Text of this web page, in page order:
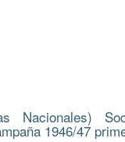
Nacionales)
1946/47